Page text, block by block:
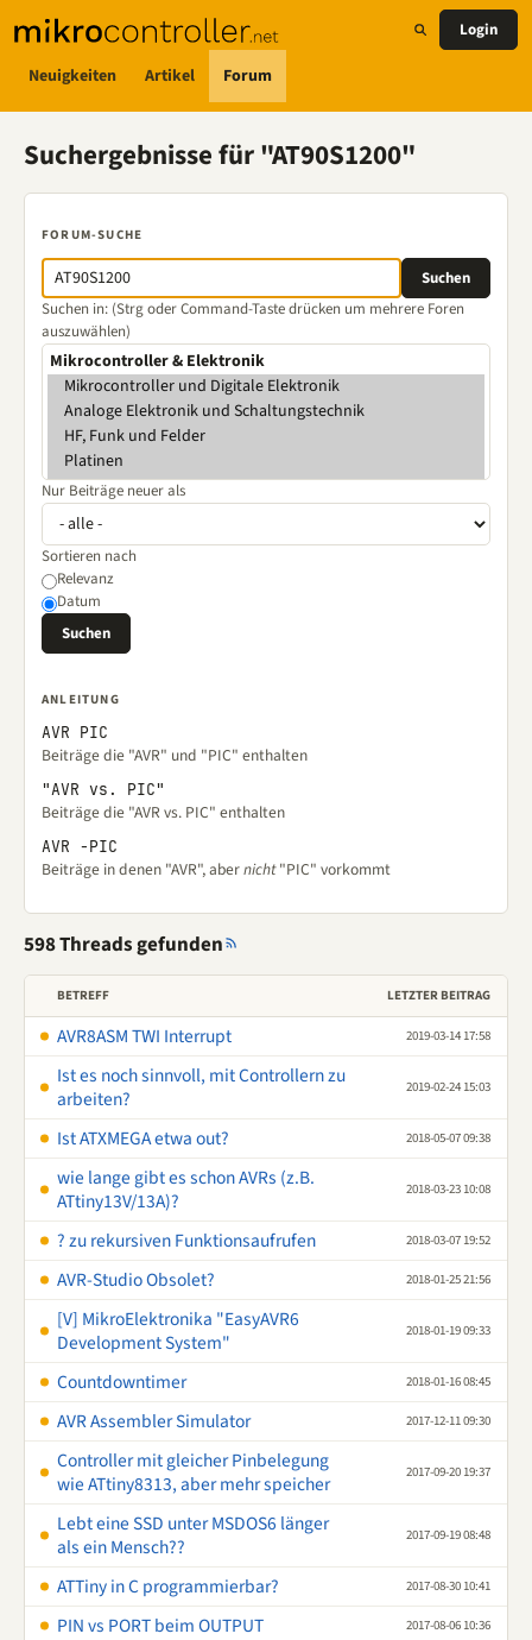
Neuigkeiten Artikel Forum
Login
Suchergebnisse für "AT90S1200"
FORUM-SUCHE
Suchen in: (Strg oder Command-Taste drücken um mehrere Foren
auszuwählen)
Nur Beiträge neuer als
Sortieren nach
Relevanz
Datum
ANLEITUNG
AVR PIC
Beiträge die "AVR" und "PIC" enthalten
"AVR vs. PIC"
Beiträge die "AVR vs. PIC" enthalten
AVR -PIC
Beiträge in denen "AVR", abernicht"PIC" vorkommt
598 Threads gefunden
BETREFF LETZTER BEITRAG
AVR8ASM TWI Interrupt 2019-03-14 17:58
Ist es noch sinnvoll, mit Controllern zu
arbeiten?
2019-02-24 15:03
Ist ATXMEGA etwa out? 2018-05-07 09:38
wie lange gibt es schon AVRs (z.B.
ATtiny13V/13A)?
2018-03-23 10:08
? zu rekursiven Funktionsaufrufen 2018-03-07 19:52
AVR-Studio Obsolet? 2018-01-25 21:56
[V] MikroElektronika "EasyAVR6
Development System"
2018-01-19 09:33
Countdowntimer 2018-01-16 08:45
AVR Assembler Simulator 2017-12-11 09:30
Controller mit gleicher Pinbelegung
wie ATtiny8313, aber mehr speicher
2017-09-20 19:37
Lebt eine SSD unter MSDOS6 länger
als ein Mensch??
2017-09-19 08:48
ATTiny in C programmierbar? 2017-08-30 10:41
PIN vs PORT beim OUTPUT 2017-08-06 10:36